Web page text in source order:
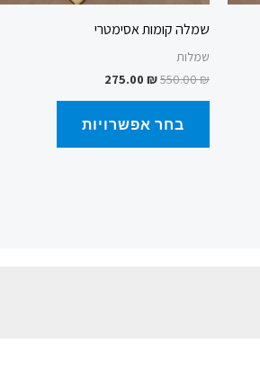
שמלה קומות אסימטרי
שמלות
550.00₪
275.00 ₪
בחר אפשרויות